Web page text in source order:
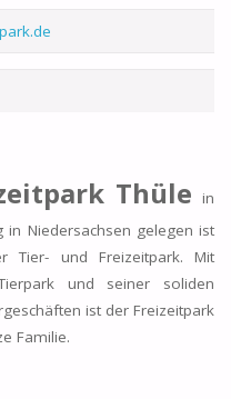
Thülein
in Niedersachsen gelegen ist
Tier- und Freizeitpark. Mit
und seiner soliden
ist der Freizeitpark
Familie.